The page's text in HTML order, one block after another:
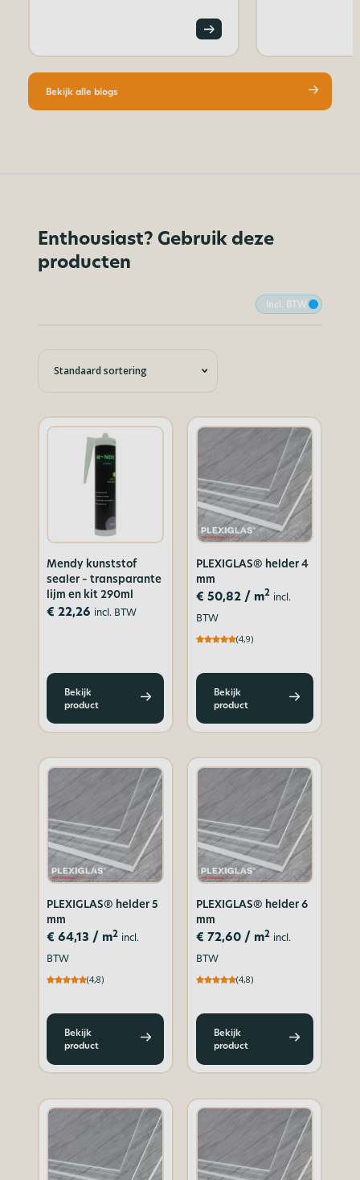
Bekijk alle blogs
Enthousiast? Gebruik deze
producten
Incl. BTW
Mendy kunststof
sealer – transparante
lijm en kit 290ml
€ 22,26 incl. BTW
Bekijk
product
PLEXIGLAS® helder 4
mm
€ 50,82/ m2 incl.
BTW
(4,9)
Bekijk
product
PLEXIGLAS® helder 5
mm
€ 64,13 / m2 incl.
BTW
(4,8)
Bekijk
product
PLEXIGLAS® helder 6
mm
€ 72,60/ m2 incl.
BTW
(4,8)
Bekijk
product